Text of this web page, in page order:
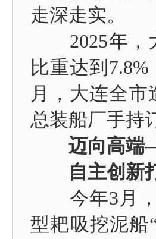
走深走实。
2025年，大
比重达到
月，大连全
总装船厂手持
迈向高
自主创新
今年3月，
型耙吸挖泥船